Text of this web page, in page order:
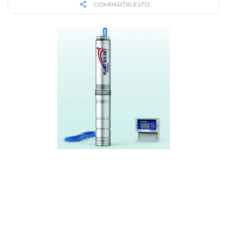
COMPARTIR ESTO